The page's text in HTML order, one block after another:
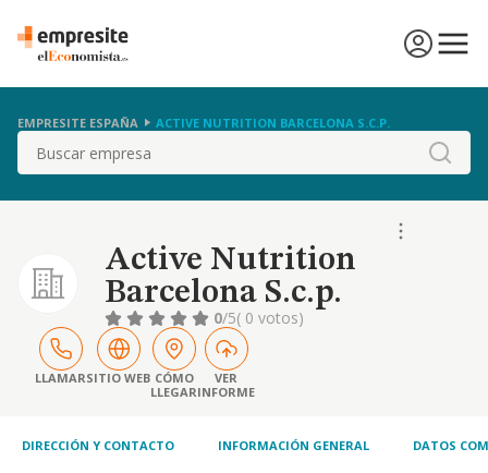
EMPRESITE ESPAÑA ACTIVE NUTRITION BARCELONA S.C.P.
Buscar
Active Nutrition
Barcelona S.c.p.
0/5( 0 votos)
LLAMARSITIO WEB CÓMO
LLEGAR
VER
INFORME
DIRECCIÓN Y CONTACTO INFORMACIÓN GENERAL DATOS